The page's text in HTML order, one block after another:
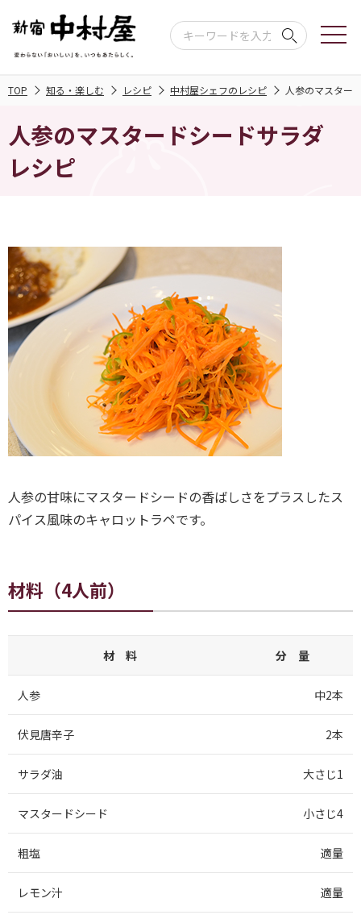
TOP 知る・楽しむ レシピ 中村屋シェフのレシピ 人参のマスター
人参のマスタードシードサラダ
レシピ
人参の甘味にマスタードシードの香ばしさをプラスしたス
パイス風味のキャロットラペです。
材料（4人前）
材 料 分 量
人参 中2本
伏見唐辛子 2本
サラダ油 大さじ1
マスタードシード 小さじ4
粗塩 適量
レモン汁 適量